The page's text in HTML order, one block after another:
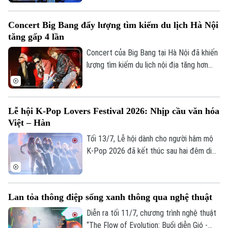
Quần vợt
Golf
Tin tức
Sao
Điện ảnh
Thời trang
Âm nhạc
Đã phát sóng
UBND thành phố Hà Nội Vũ Thu Hà dự lễ
Concert Big Bang đẩy lượng tìm kiếm du lịch Hà Nội
tăng gấp 4 lần
Concert của Big Bang tại Hà Nội đã khiến
lượng tìm kiếm du lịch nội địa tăng hơn
Lễ hội K-Pop Lovers Festival 2026: Nhịp cầu văn hóa
Việt – Hàn
Tối 13/7, Lễ hội dành cho người hâm mộ
K-Pop 2026 đã kết thúc sau hai đêm diễn
Sáng tạo Hàn Quốc và Báo Seoul phối hợp
tổ chức, mở cửa miễn phí cho người dân.
Lan tỏa thông điệp sống xanh thông qua nghệ thuật
Diễn ra tối 11/7, chương trình nghệ thuật
“The Flow of Evolution: Buổi diễn Gió -